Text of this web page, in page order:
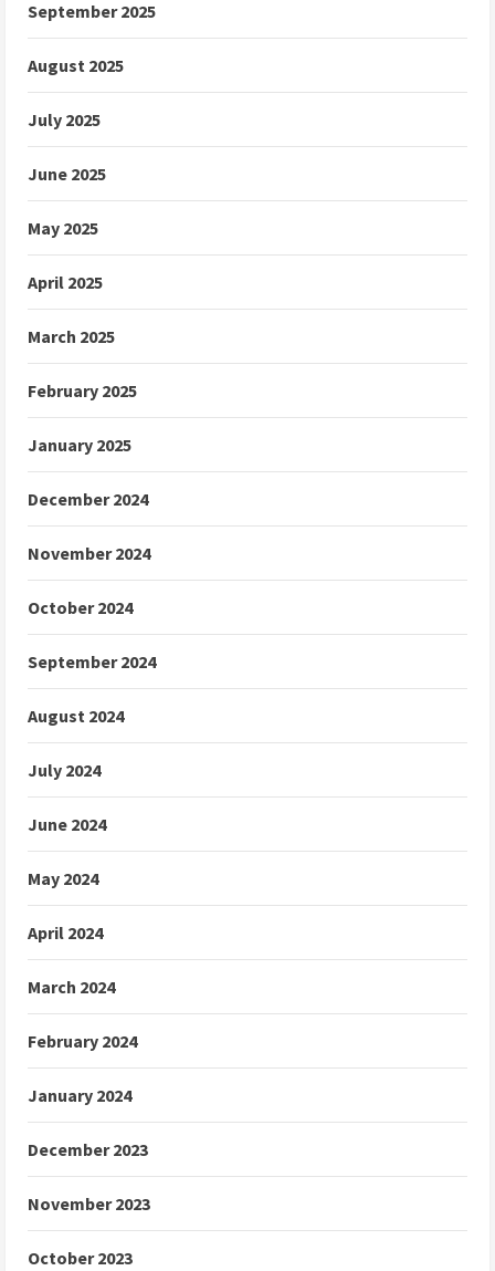
September 2025
August 2025
July 2025
June 2025
May 2025
April 2025
March 2025
February 2025
January 2025
December 2024
November 2024
October 2024
September 2024
August 2024
July 2024
June 2024
May 2024
April 2024
March 2024
February 2024
January 2024
December 2023
November 2023
October 2023